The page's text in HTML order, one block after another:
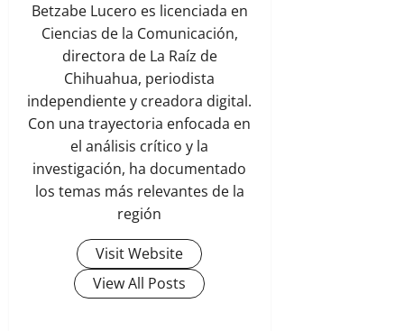
Betzabe Lucero es licenciada en
Ciencias de la Comunicación,
directora de La Raíz de
Chihuahua, periodista
independiente y creadora digital.
Con una trayectoria enfocada en
el análisis crítico y la
investigación, ha documentado
los temas más relevantes de la
región
Visit Website
View All Posts